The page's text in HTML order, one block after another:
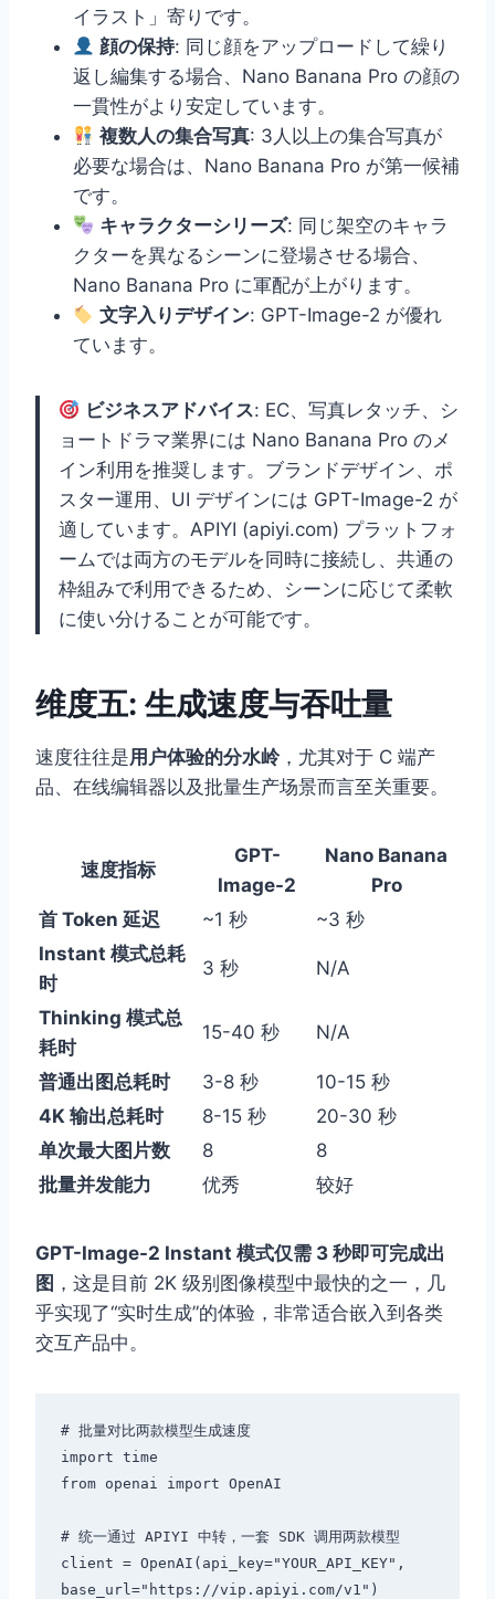
イラスト」寄りです。
顔の保持: 同じ顔をアップロードして繰り
返し編集する場合、Nano Banana Pro の顔の
一貫性がより安定しています。
複数人の集合写真: 3人以上の集合写真が
必要な場合は、Nano Banana Pro が第一候補
です。
キャラクターシリーズ: 同じ架空のキャラ
クターを異なるシーンに登場させる場合、
Nano Banana Pro に軍配が上がります。
文字入りデザイン: GPT-Image-2 が優れ
ています。
ビジネスアドバイス: EC、写真レタッチ、シ
ョートドラマ業界には Nano Banana Pro のメ
イン利用を推奨します。ブランドデザイン、ポ
スター運用、UI デザインには GPT-Image-2 が
適しています。APIYI (apiyi.com) プラットフォ
ームでは両方のモデルを同時に接続し、共通の
枠組みで利用できるため、シーンに応じて柔軟
に使い分けることが可能です。
维度五: 生成速度与吞吐量
速度往往是用户体验的分水岭，尤其对于 C 端产
品、在线编辑器以及批量生产场景而言至关重要。
速度指标
GPT-
Image-2
Nano Banana
Pro
首 Token 延迟
~1 秒
~3 秒
Instant 模式总耗
时
3 秒 N/A
Thinking 模式总
耗时
15-40 秒 N/A
普通出图总耗时 3-8 秒
10-15 秒
4K 输出总耗时
8-15 秒
20-30 秒
单次最大图片数
8
8
批量并发能力
优秀 较好
GPT-Image-2 Instant 模式仅需 3 秒即可完成出
图 ，这是目前 2K 级别图像模型中最快的之一，几
乎实现了“实时生成”的体验，非常适合嵌入到各类
交互产品中。
# 批量对比两款模型生成速度
import time
from openai import OpenAI
# 统一通过 APIYI 中转，一套 SDK 调用两款模型
client = OpenAI(api_key="YOUR_API_KEY",
base_url="https://vip.apiyi.com/v1")